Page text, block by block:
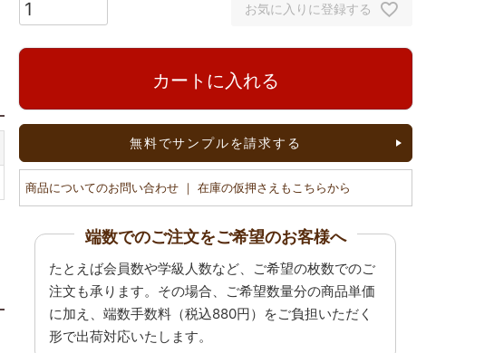
お気に入りに登録する
カートに入れる
無料でサンプルを請求する
商品についてのお問い合わせ ｜ 在庫の仮押さえもこちらから
端数でのご注文をご希望のお客様へ
たとえば会員数や学級人数など、ご希望の枚数でのご
注文も承ります。その場合、ご希望数量分の商品単価
に加え、端数手数料（税込880円）をご負担いただく
形で出荷対応いたします。